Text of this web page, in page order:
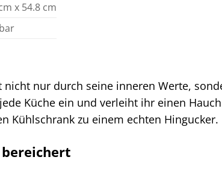
x 54.8 cm
nicht nur durch seine inneren Werte,
Küche ein und verleiht ihr einen
Kühlschrank zu einem echten Hingucker.
bereichert